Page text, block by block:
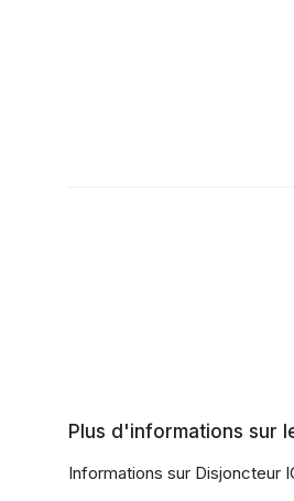
Plus d'informations sur
Informations sur Disjoncteur